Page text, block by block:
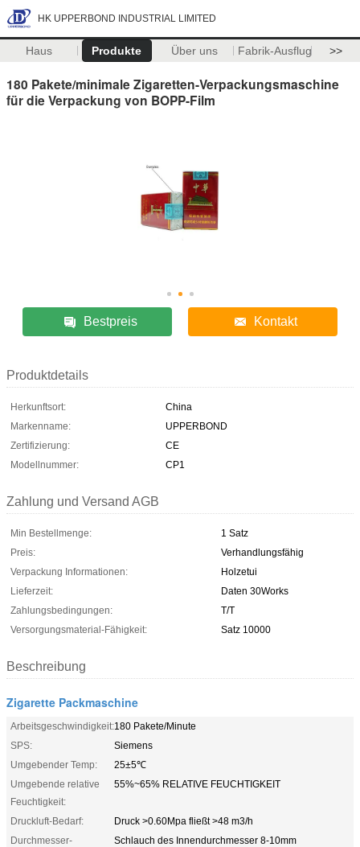
HK UPPERBOND INDUSTRIAL LIMITED
Haus Produkte Über uns Fabrik-Ausflug >>
180 Pakete/minimale Zigaretten-Verpackungsmaschine
für die Verpackung von BOPP-Film
Bestpreis Kontakt
Produktdetails
Herkunftsort:
China
Markenname:
UPPERBOND
Zertifizierung:
CE
Modellnummer:
CP1
Zahlung und Versand AGB
Min Bestellmenge:
1 Satz
Preis:
Verhandlungsfähig
Verpackung Informationen:
Holzetui
Lieferzeit:
Daten 30Works
Zahlungsbedingungen:
T/T
Versorgungsmaterial-Fähigkeit:
Satz 10000
Beschreibung
Zigarette Packmaschine
Arbeitsgeschwindigkeit:180 Pakete/Minute
SPS:
Siemens
Umgebender Temp:
25±5℃
Umgebende relative
Feuchtigkeit:
55%~65% RELATIVE FEUCHTIGKEIT
Druckluft-Bedarf:
Druck >0.60Mpa fließt >48 m3/h
Durchmesser-
Schlauch des Innendurchmesser 8-10mm